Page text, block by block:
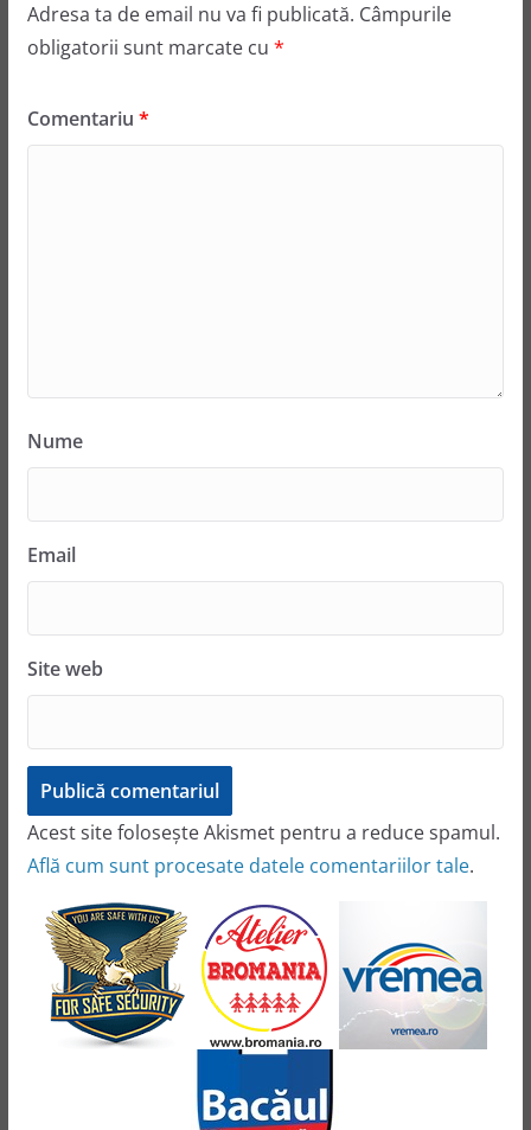
Adresa ta de email nu va fi publicată. Câmpurile
obligatorii sunt marcate cu *
Comentariu *
Nume
Email
Site web
Acest site folosește Akismet pentru a reduce spamul.
Află cum sunt procesate datele comentariilor tale.